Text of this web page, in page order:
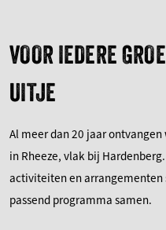
VOOR IEDERE
UITJE
Al meer dan 20 jaar
in Rheeze, vlak bij
activiteiten en arrangementen
passend programma samen.